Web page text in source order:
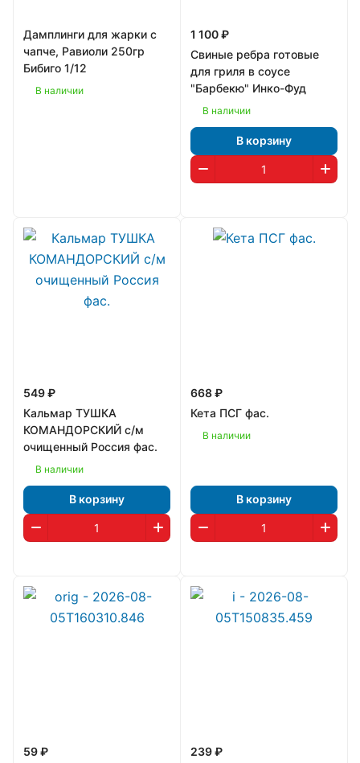
Дамплинги для жарки с
чапче, Равиоли 250гр
Бибиго 1/12
В наличии
1 100 ₽
Свиные ребра готовые
для гриля в соусе
"Барбекю" Инко-Фуд
В наличии
В корзину
549 ₽
Кальмар ТУШКА
КОМАНДОРСКИЙ с/м
очищенный Россия фас.
В наличии
В корзину
668 ₽
Кета ПСГ фас.
В наличии
В корзину
59 ₽
239 ₽